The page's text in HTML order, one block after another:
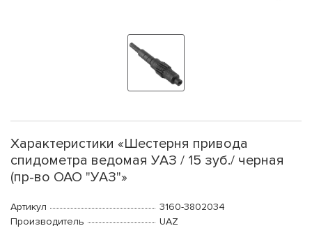
Характеристики «Шестерня привода
спидометра ведомая УАЗ / 15 зуб./ черная
(пр-во ОАО "УАЗ"»
Артикул
3160-3802034
Производитель
UAZ